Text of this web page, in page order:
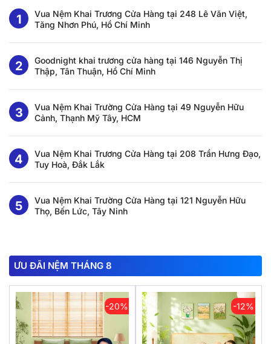
Vua Nệm Khai Trương Cửa Hàng tại 248 Lê Văn Việt,
Tăng Nhơn Phú, Hồ Chí Minh
Goodnight khai trương cửa hàng tại 146 Nguyễn Thị
Thập, Tân Thuận, Hồ Chí Minh
Vua Nệm Khai Trường Cửa Hàng tại 49 Nguyễn Hữu
Cảnh, Thạnh Mỹ Tây, HCM
Vua Nệm Khai Trương Cửa Hàng tại 208 Trần Hưng Đạo,
Tuy Hoà, Đắk Lắk
Vua Nệm Khai Trường Cửa Hàng tại 121 Nguyễn Hữu
Thọ, Bến Lức, Tây Ninh
ƯU ĐÃI NỆM THÁNG 8
-20% -12%